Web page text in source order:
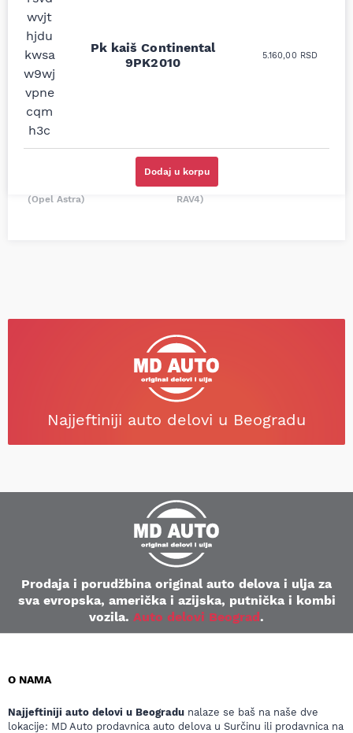
Pk kaiš Continental
9PK2010
5.160,00 RSD
Dodaj u korpu
Uporedila sam sve
moguće online
prodavnice auto delova
i definitivno najbolje
cene su ovde. Kupila
sam više puta auto
delove iz MD Auto. Uvek
dobra preporuka za
proizvođača i
odgovarajuću opremu.
Svetlana Večerinović, Beograd
(Opel Astra)
Nisam bio siguran koji je
tačan naziv i tip
odgovarajućeg
proizvođača.
Stefan Savić, Beograd (Toyota
RAV4)
Najjeftiniji auto delovi u Beogradu
Prodaja i porudžbina original auto delova i ulja za
sva evropska, američka i azijska, putnička i kombi
vozila. Auto delovi Beograd.
O NAMA
Najjeftiniji auto delovi u Beogradu nalaze se baš na naše dve
lokacije: MD Auto prodavnica auto delova u Surčinu ili prodavnica na